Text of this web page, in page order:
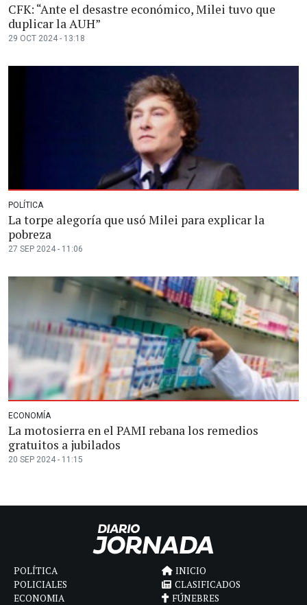
CFK: “Ante el desastre económico, Milei tuvo que
duplicar la AUH”
29 OCT 2024 - 13:18
POLÍTICA
La torpe alegoría que usó Milei para explicar la
pobreza
27 SEP 2024 - 11:06
ECONOMÍA
La motosierra en el PAMI rebana los remedios
gratuitos a jubilados
20 SEP 2024 - 11:15
POLÍTICA
POLICIALES
ECONOMIA
INICIO
CLASIFICADOS
FÚNEBRES